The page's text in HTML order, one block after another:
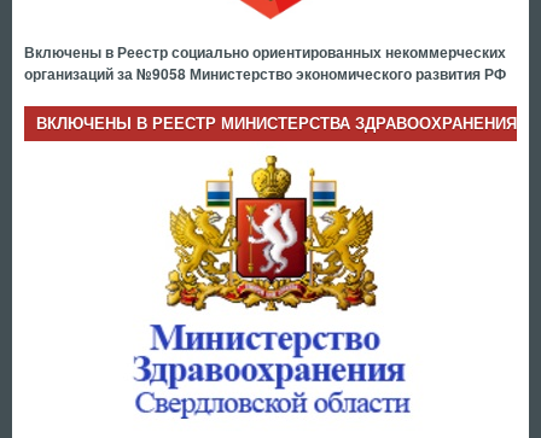
Включены в Реестр социально ориентированных некоммерческих
организаций за №9058 Министерство экономического развития РФ
ВКЛЮЧЕНЫ В РЕЕСТР МИНИСТЕРСТВА ЗДРАВООХРАНЕНИЯ